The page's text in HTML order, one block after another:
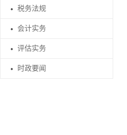
税务法规
会计实务
评估实务
时政要闻